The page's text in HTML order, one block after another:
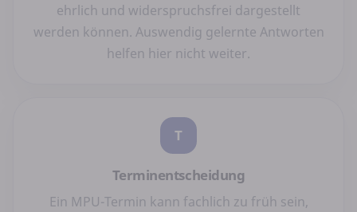
ehrlich und widerspruchsfrei dargestellt
werden können. Auswendig gelernte Antworten
helfen hier nicht weiter.
T
Terminentscheidung
Ein MPU-Termin kann fachlich zu früh sein,